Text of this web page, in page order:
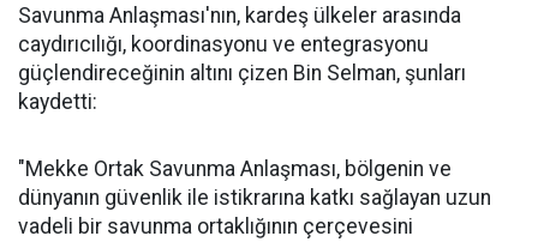
Savunma Anlaşması'nın, kardeş ülkeler arasında
caydırıcılığı, koordinasyonu ve entegrasyonu
güçlendireceğinin altını çizen Bin Selman, şunları
kaydetti:
"Mekke Ortak Savunma Anlaşması, bölgenin ve
dünyanın güvenlik ile istikrarına katkı sağlayan uzun
vadeli bir savunma ortaklığının çerçevesini